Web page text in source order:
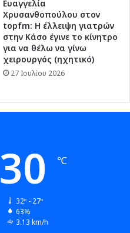
Ευαγγελία
Χρυσανθοπούλου στον
topfm: Η έλλειψη γιατρών
στην Κάσο έγινε το κίνητρο
για να θέλω να γίνω
χειρουργός (ηχητικό)
27 Ιουλίου 2026
30 ℃
32º - 27º
63%
3.13 km/h